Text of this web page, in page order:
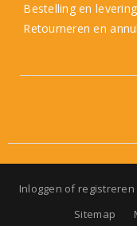
Bestelling en levering
Retourneren en
Inloggen of registreren
Sitemap